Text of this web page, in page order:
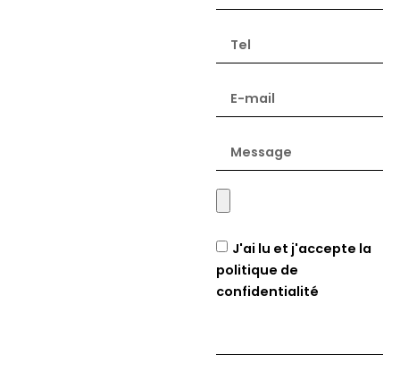
J'ai lu et j'accepte la
politique de
confidentialité